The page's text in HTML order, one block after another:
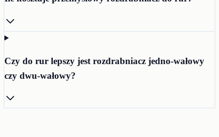
Czy do rur lepszy jest rozdrabniacz jedno-wałowy
czy dwu-wałowy?